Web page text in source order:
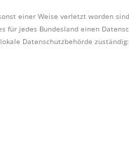
einer Weise verletzt worden
für jedes Bundesland einen
Datenschutzbehörde zuständig: